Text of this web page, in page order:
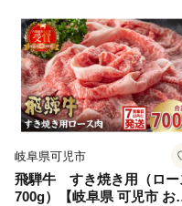
トック パルプ100％ 】
岐阜県可児市
飛騨牛 すき焼き用（ロー
700g）【岐阜県 可児市 お